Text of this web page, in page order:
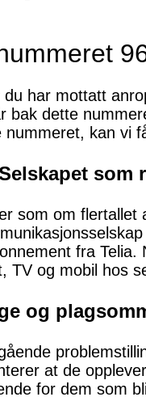
du har mottatt
bak dette
nummeret, kan vi
som
som om flertallet
fra
TV og mobil hos
og
at de
for dem som